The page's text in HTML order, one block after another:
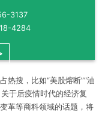
3137
4284
热搜，比如“美股熔断”“油
于后疫情时代的经济复
革等商科领域的话题，将